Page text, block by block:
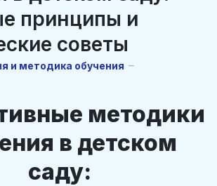
принципы и
советы
и методика обучения
методики
в детском
саду: